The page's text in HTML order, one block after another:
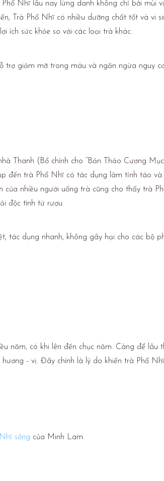
Nhĩ lâu nay lừng danh không chỉ bởi mùi
Trà Phổ Nhĩ có nhiều dưỡng chất tốt và vi
ích sức khỏe so với các loại trà khác.
trợ giảm mỡ trong máu và ngăn ngừa nguy
Thanh (Bổ chính cho “Bản Thảo Cương
đến trà Phổ Nhĩ có tác dụng làm tỉnh táo
của nhiều người uống trà cũng cho thấy trà
độc tính từ rượu.
tác dụng nhanh, không gây hại cho các bộ
năm, có khi lên đến chục năm. Càng để
- vị. Đây chính là lý do khiến trà Phổ
sống của Minh Lam.